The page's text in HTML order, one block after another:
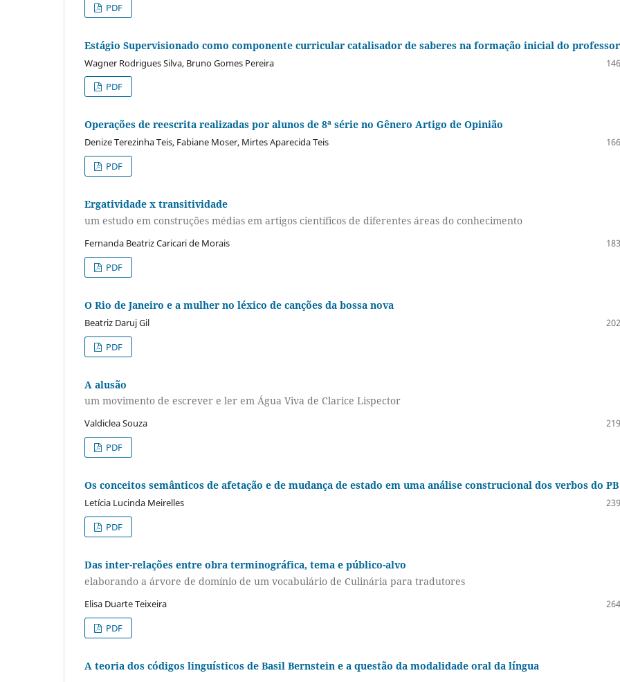
PDF
Estágio Supervisionado como componente curricular catalisador de saberes na formação inicial do professor
Wagner Rodrigues Silva, Bruno Gomes Pereira
PDF
Operações de reescrita realizadas por alunos de 8ª série no Gênero Artigo de Opinião
Denize Terezinha Teis, Fabiane Moser, Mirtes Aparecida Teis
PDF
Ergatividade x transitividade
um estudo em construções médias em artigos científicos de diferentes áreas do conhecimento
Fernanda Beatriz Caricari de Morais
PDF
O Rio de Janeiro e a mulher no léxico de canções da bossa nova
Beatriz Daruj Gil
PDF
A alusão
um movimento de escrever e ler em Água Viva de Clarice Lispector
Valdiclea Souza
PDF
Os conceitos semânticos de afetação e de mudança de estado em uma análise construcional dos verbos do PB
Letícia Lucinda Meirelles
PDF
Das inter-relações entre obra terminográfica, tema e público-alvo
elaborando a árvore de domínio de um vocabulário de Culinária para tradutores
Elisa Duarte Teixeira
PDF
A teoria dos códigos linguísticos de Basil Bernstein e a questão da modalidade oral da língua